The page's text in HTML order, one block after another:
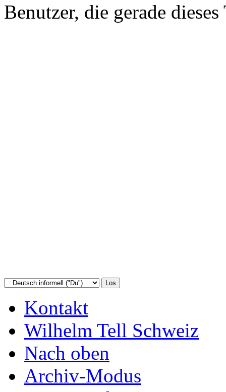
Benutzer, die gerade
Kontakt
Wilhelm Tell Schweiz
Nach oben
Archiv-Modus